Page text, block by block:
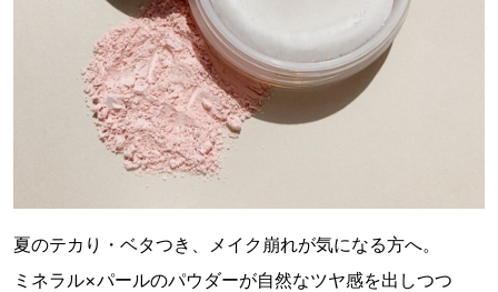
夏のテカり・ベタつき、メイク崩れが気になる方へ。
ミネラル×パールのパウダーが自然なツヤ感を出しつつ